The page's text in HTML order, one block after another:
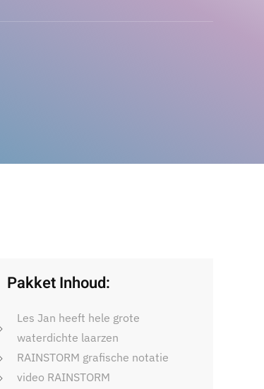
Pakket Inhoud:
Les Jan heeft hele grote
waterdichte laarzen
RAINSTORM grafische notatie
video RAINSTORM